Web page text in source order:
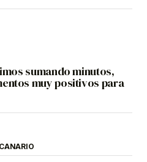
sumando minutos,
muy positivos para